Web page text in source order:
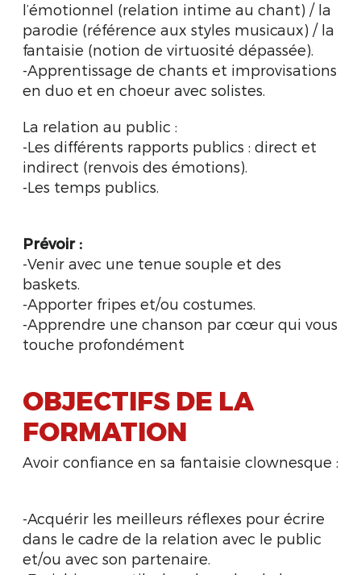
l’émotionnel (relation intime au chant) / la
parodie (référence aux styles musicaux) / la
fantaisie (notion de virtuosité dépassée).
-Apprentissage de chants et improvisations
en duo et en choeur avec solistes.
La relation au public :
-Les différents rapports publics : direct et
indirect (renvois des émotions).
-Les temps publics.
Prévoir :
-Venir avec une tenue souple et des
baskets.
-Apporter fripes et/ou costumes.
-Apprendre une chanson par cœur qui vous
touche profondément
OBJECTIFS DE LA
FORMATION
Avoir confiance en sa fantaisie clownesque :
-Acquérir les meilleurs réflexes pour écrire
dans le cadre de la relation avec le public
et/ou avec son partenaire.